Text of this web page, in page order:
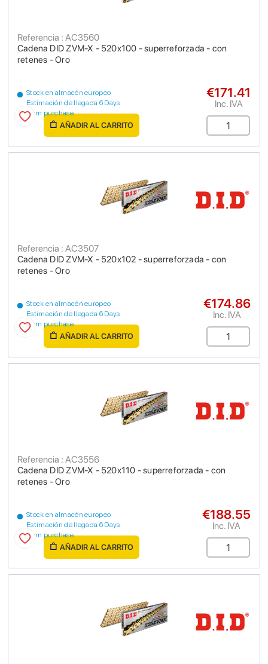
Cadena DID ZVM-X - 520x100 - superreforzada - con
retenes - Oro
Referencia : AC3560
Stock en almacén europeo
Estimación de llegada 6 Days
from purchase
€171.41
Inc. IVA
AÑADIR AL CARRITO
Cadena DID ZVM-X - 520x102 - superreforzada - con
retenes - Oro
Referencia : AC3507
Stock en almacén europeo
Estimación de llegada 6 Days
from purchase
€174.86
Inc. IVA
AÑADIR AL CARRITO
Cadena DID ZVM-X - 520x110 - superreforzada - con
retenes - Oro
Referencia : AC3556
Stock en almacén europeo
Estimación de llegada 6 Days
from purchase
€188.55
Inc. IVA
AÑADIR AL CARRITO